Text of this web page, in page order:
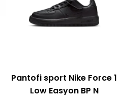
Pantofi sport Nike Force 1
Low Easyon BP N